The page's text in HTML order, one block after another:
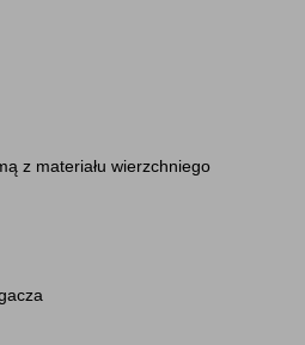
z materiału wierzchniego